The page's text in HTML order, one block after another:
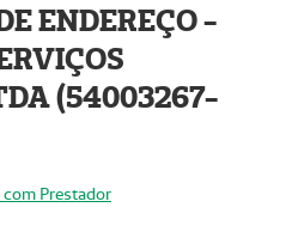
ENDEREÇO -
(54003267-
Prestador